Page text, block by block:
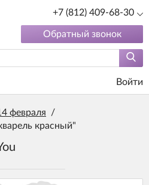
+7 (812) 409-68-30
Обратный звонок
Войти
февраля
/
красный"